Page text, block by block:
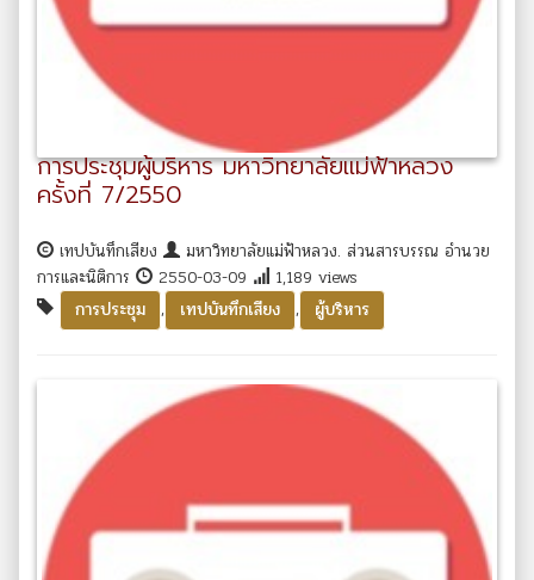
การประชุมผู้บริหาร มหาวิทยาลัยแม่ฟ้าหลวง
ครั้งที่ 7/2550
เทปบันทึกเสียง
มหาวิทยาลัยแม่ฟ้าหลวง. ส่วนสารบรรณ อำนวย
การและนิติการ
2550-03-09
1,189 views
การประชุม
, เทปบันทึกเสียง , ผู้บริหาร